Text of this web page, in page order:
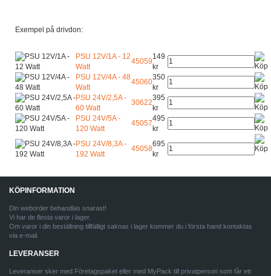
Exempel på drivdon:
PSU 12V/1A - 12
Watt
45059
149
kr
PSU 12V/4A - 48
Watt
45060
350
kr
PSU 24V/2,5A -
60 Watt
30622
395
kr
PSU 24V/5A -
120 Watt
45057
495
kr
PSU 24V/8,3A -
192 Watt
45058
695
kr
KÖPINFORMATION
Din weborder behandlas snarast!
Vi har de flesta varor i lager.
Om varor i din beställning tillfälligt saknas i lager kommer du i första hand kontaktas
via e-mail.
LEVERANSER
Leveranser sker med Företagspaket eller med MyPack till privatperson som får ett